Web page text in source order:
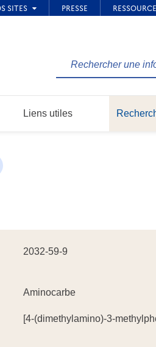
Rechercher
le
Liens utiles
2032-59-9
Aminocarbe
[4-(dimethylamino)-3-